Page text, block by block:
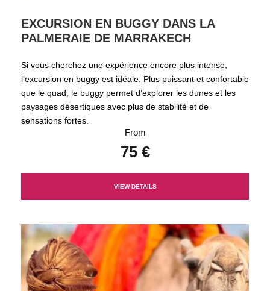
EXCURSION EN BUGGY DANS LA
PALMERAIE DE MARRAKECH
Si vous cherchez une expérience encore plus intense,
l’excursion en buggy est idéale. Plus puissant et confortable
que le quad, le buggy permet d’explorer les dunes et les
paysages désertiques avec plus de stabilité et de
sensations fortes.
From
75 €
VIEW DETAILS